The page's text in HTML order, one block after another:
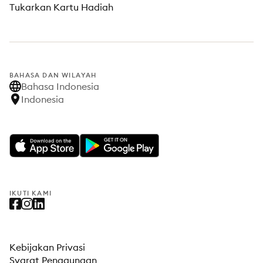
Tukarkan Kartu Hadiah
BAHASA DAN WILAYAH
Bahasa Indonesia
Indonesia
IKUTI KAMI
Kebijakan Privasi
Syarat Penggunaan